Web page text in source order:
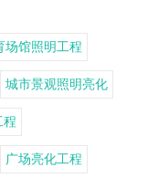
场馆照明工程
城市景观照明亮化
程
广场亮化工程